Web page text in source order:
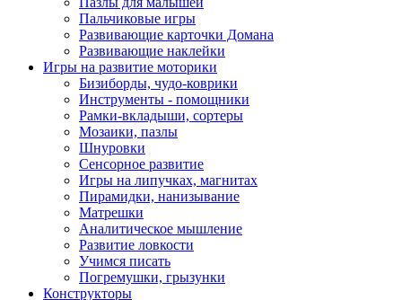
Пальчиковые игры
Развивающие карточки Домана
Развивающие наклейки
Игры на развитие моторики
Бизиборды, чудо-коврики
Инструменты - помощники
Рамки-вкладыши, сортеры
Мозаики, пазлы
Шнуровки
Сенсорное развитие
Игры на липучках, магнитах
Пирамидки, нанизывание
Матрешки
Аналитическое мышление
Развитие ловкости
Учимся писать
Погремушки, грызунки
Конструкторы